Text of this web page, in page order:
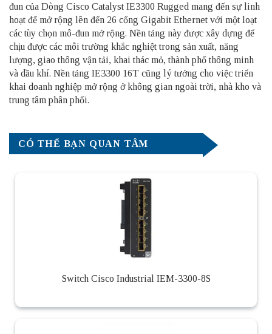
đun của Dòng Cisco Catalyst IE3300 Rugged mang đến sự linh
hoạt để mở rộng lên đến 26 cổng Gigabit Ethernet với một loạt
các tùy chọn mô-đun mở rộng. Nền tảng này được xây dựng để
chịu được các môi trường khắc nghiệt trong sản xuất, năng
lượng, giao thông vận tải, khai thác mỏ, thành phố thông minh
và dầu khí. Nền tảng IE3300 16T cũng lý tưởng cho việc triển
khai doanh nghiệp mở rộng ở không gian ngoài trời, nhà kho và
trung tâm phân phối.
CÓ THỂ BẠN QUAN TÂM
Switch Cisco Industrial IEM-3300-8S